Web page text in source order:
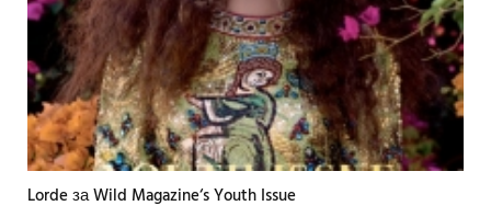
Lorde за Wild Magazine‘s Youth Issue